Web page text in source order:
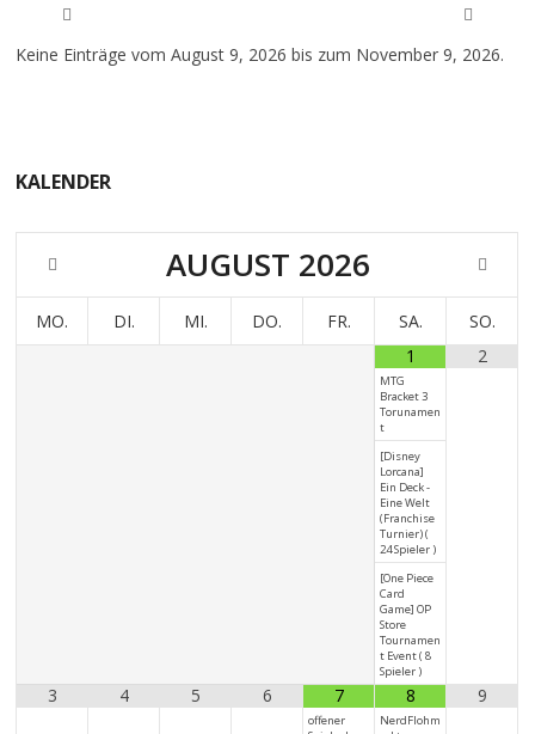
Keine Einträge vom August 9, 2026 bis zum November 9, 2026.
KALENDER
AUGUST 2026
MO. DI. MI. DO. FR. SA.
SO.
1
MTG
Bracket 3
Torunamen
t
[Disney
Lorcana]
Ein Deck -
Eine Welt
(Franchise
Turnier) (
24 Spieler )
[One Piece
Card
Game] OP
Store
Tournamen
t Event ( 8
Spieler )
2
3 4 5 6 7
offener
8
NerdFlohm
9